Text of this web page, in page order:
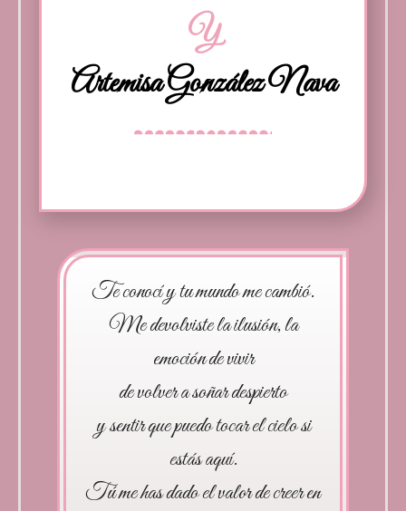
Y
Artemisa González Nava
Te conocí y tu mundo me cambió.
Me devolviste la ilusión, la
emoción de vivir
de volver a soñar despierto
y sentir que puedo tocar el cielo si
estás aquí.
Tú me has dado el valor de creer en